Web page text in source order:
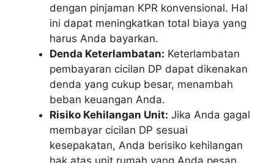
dengan pinjaman KPR konvensional. Hal
ini dapat meningkatkan total biaya yang
harus Anda bayarkan.
Denda Keterlambatan: Keterlambatan
pembayaran cicilan DP dapat dikenakan
denda yang cukup besar, menambah
beban keuangan Anda.
Risiko Kehilangan Unit: Jika Anda gagal
membayar cicilan DP sesuai
kesepakatan, Anda berisiko kehilangan